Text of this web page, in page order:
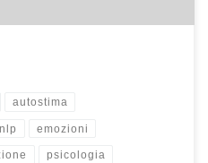
autostima
emozioni
psicologia